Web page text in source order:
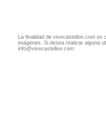
La finalidad de vivecastellon.com
imágenes. Si desea realizar alguna
info@vivecastellon.com